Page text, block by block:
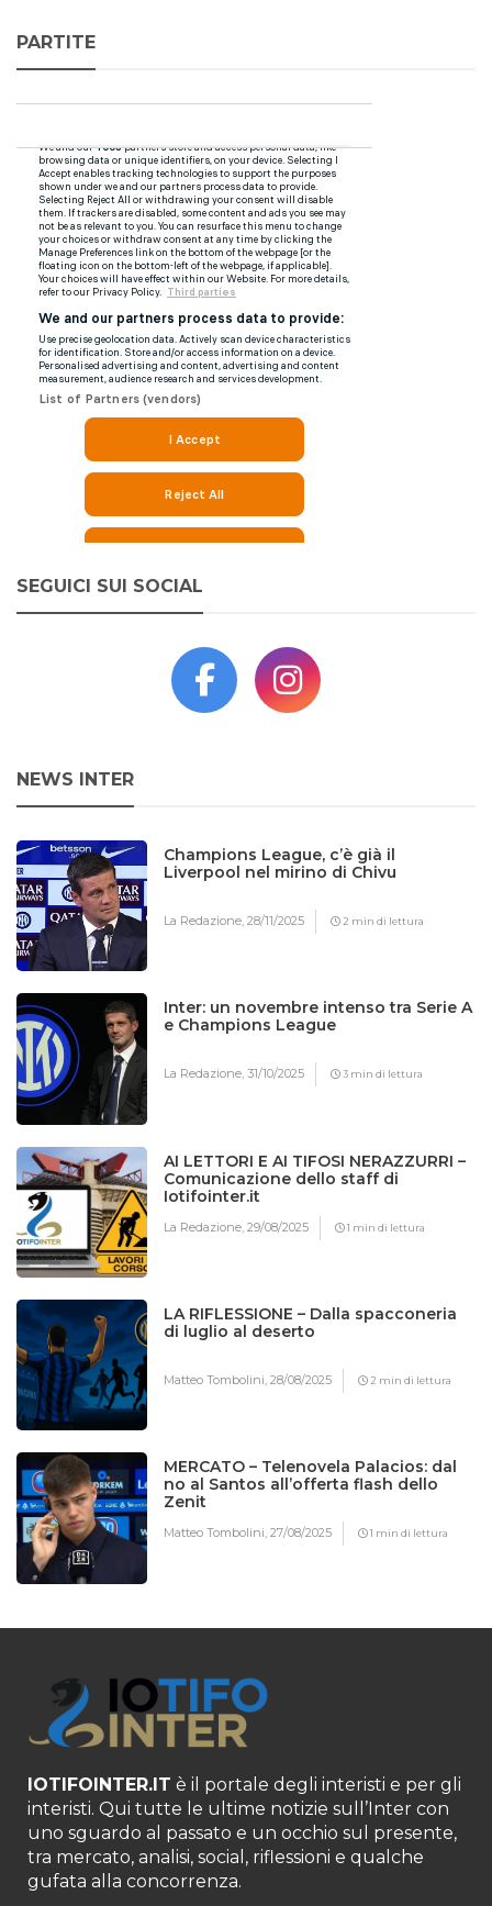
PARTITE
SEGUICI SUI SOCIAL
NEWS INTER
Champions League, c’è già il
Liverpool nel mirino di Chivu
La Redazione,28/11/2025 2 min di lettura
Inter: un novembre intenso tra Serie A
e Champions League
La Redazione,31/10/2025 3 min di lettura
AI LETTORI E AI TIFOSI NERAZZURRI –
Comunicazione dello staff di
Iotifointer.it
La Redazione,29/08/2025 1 min di lettura
LA RIFLESSIONE – Dalla spacconeria
di luglio al deserto
Matteo Tombolini,28/08/2025 2 min di lettura
MERCATO – Telenovela Palacios: dal
no al Santos all’offerta flash dello
Zenit
Matteo Tombolini,27/08/2025 1 min di lettura
IOTIFOINTER.IT è il portale degli interisti e per gli
interisti. Qui tutte le ultime notizie sull’Inter con
uno sguardo al passato e un occhio sul presente,
tra mercato, analisi, social, riflessioni e qualche
gufata alla concorrenza.